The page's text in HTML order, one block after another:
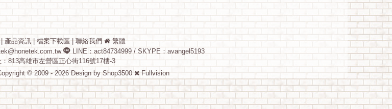
| 產品資訊 | 檔案下載區 | 聯絡我們
繁體
LINE：act84734999 / SKYPE：avangel5193
813高雄市左營區正心街116號17樓-3
© 2009 - 2026 Design byShop3500 Fullvision